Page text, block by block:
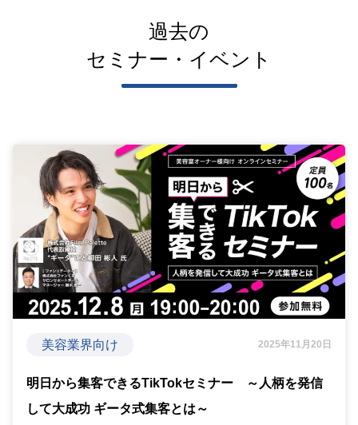
過去の
セミナー・イベント
美容業界向け 2025年11月20日
明日から集客できるTikTokセミナー ～人柄を発信
して大成功 ギータ式集客とは～